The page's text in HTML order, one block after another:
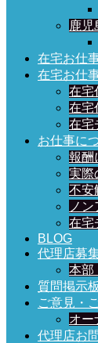
鹿児
在宅お仕
在宅お仕
在宅
在宅
在宅
お仕事に
報酬
実際
不安
ノ
在宅
BLOG
代理店募
本部
質問掲示板
ご意見・
オー
代理店お